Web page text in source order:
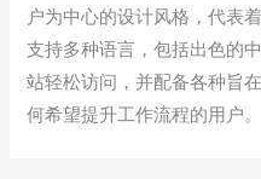
户为中心的设计风格，代表
支持多种语言，包括出色的
站轻松访问，并配备各种旨
何希望提升工作流程的用户。